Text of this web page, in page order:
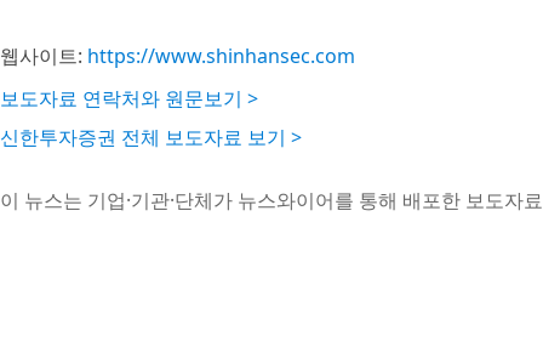
웹사이트: https://www.shinhansec.com
보도자료 연락처와 원문보기 >
신한투자증권 전체 보도자료 보기 >
이 뉴스는 기업·기관·단체가 뉴스와이어를 통해 배포한 보도자